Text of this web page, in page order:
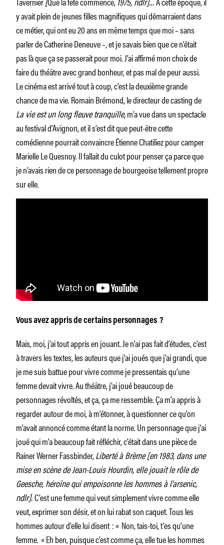
y avait plein de jeunes filles magnifiques qui démarraient dans
ce métier, qui ont eu 20 ans en même temps que moi – sans
parler de Catherine Deneuve –, et je savais bien que ce n’était
pas là que ça se passerait pour moi. J’ai affirmé mon choix de
faire du théâtre avec grand bonheur, et pas mal de peur aussi.
Le cinéma est arrivé tout à coup, c’est la deuxième grande
chance de ma vie. Romain Brémond, le directeur de casting de
La vie est un long fleuve tranquille,m’a vue dans un spectacle
au festival d’Avignon, et il s’est dit que peut-être cette
comédienne pourrait convaincre Étienne Chatiliez pour camper
Marielle Le Quesnoy. Il fallait du culot pour penser ça parce que
je n’avais rien de ce personnage de bourgeoise tellement propre
sur elle.
Vous avez appris de certains personnages ?
Mais, moi, j’ai tout appris en jouant. Je n’ai pas fait d’études, c’est
à travers les textes, les auteurs que j’ai joués que j’ai grandi, que
je me suis battue pour vivre comme je pressentais qu’une
femme devait vivre. Au théâtre, j’ai joué beaucoup de
personnages révoltés, et ça, ça me ressemble. Ça m’a appris à
regarder autour de moi, à m’étonner, à questionner ce qu’on
m’avait annoncé comme étant la norme. Un personnage que j’ai
joué qui m’a beaucoup fait réfléchir, c’était dans une pièce de
Rainer Werner Fassbinder,Liberté à Brème [en 1983, dans une
mise en scène de Jean-Louis Hourdin, elle jouait le rôle de
Geesche, héroïne qui empoisonne les hommes à l’arsenic,
ndlr].C’est une femme qui veut simplement vivre comme elle
veut, exprimer son désir, et on lui rabat son caquet. Tous les
hommes autour d’elle lui disent : « Non, tais-toi, t’es qu’une
femme. » Eh ben, puisque c’est comme ça, elle tue les hommes